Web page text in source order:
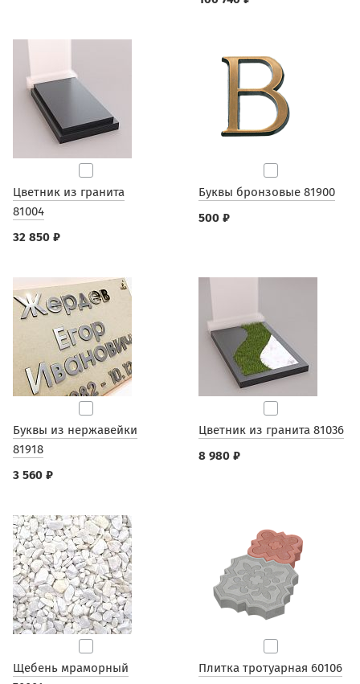
Цветник из гранита
81004
32 850 ₽
Буквы бронзовые 81900
500 ₽
Буквы из нержавейки
81918
3 560 ₽
Цветник из гранита 81036
8 980 ₽
Щебень мраморный
Плитка тротуарная 60106